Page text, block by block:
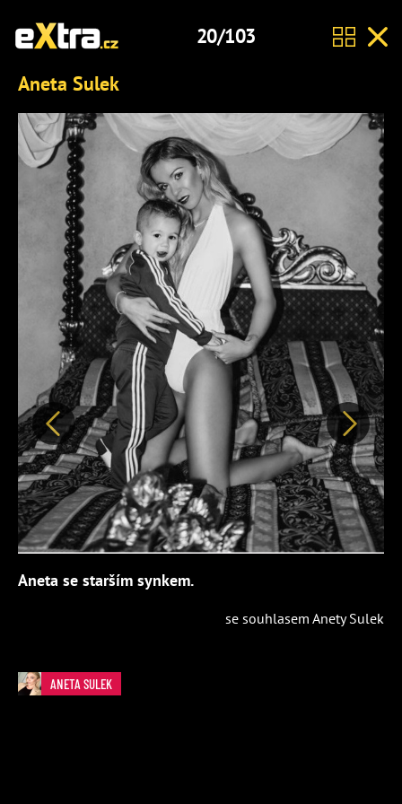
20/103
Aneta Sulek
Předchozí Další
Aneta se starším synkem.
se souhlasem Anety Sulek
ANETA SULEK